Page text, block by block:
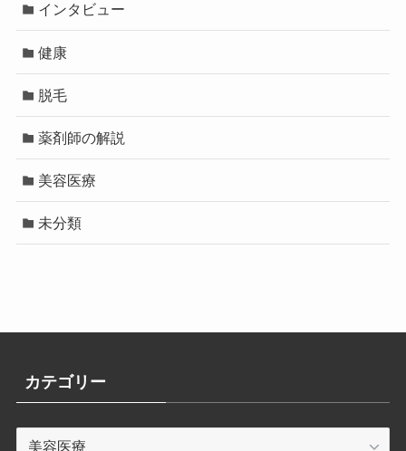
インタビュー
健康
脱毛
薬剤師の解説
美容医療
未分類
カテゴリー